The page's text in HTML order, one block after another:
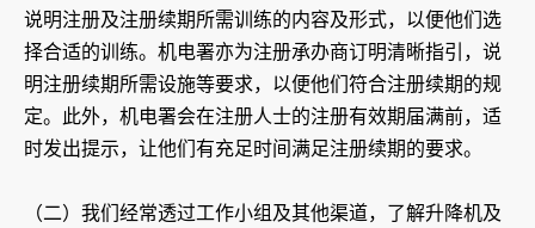
说明注册及注册续期所需训练的内容及形式，以便他们选
择合适的训练。机电署亦为注册承办商订明清晰指引，说
明注册续期所需设施等要求，以便他们符合注册续期的规
定。此外，机电署会在注册人士的注册有效期届满前，适
时发出提示，让他们有充足时间满足注册续期的要求。
（二）我们经常透过工作小组及其他渠道，了解升降机及